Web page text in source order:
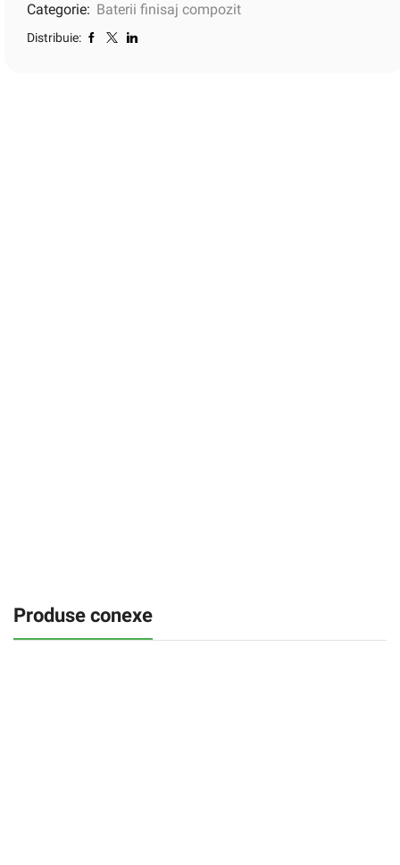
Categorie: Baterii finisaj compozit
Distribuie:
Produse conexe